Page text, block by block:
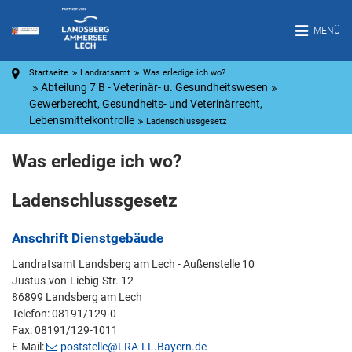
MENÜ
Startseite Landratsamt Was erledige ich wo?
Abteilung 7 B - Veterinär- u. Gesundheitswesen
Gewerberecht, Gesundheits- und Veterinärrecht,
Lebensmittelkontrolle
Ladenschlussgesetz
Was erledige ich wo?
Ladenschlussgesetz
Anschrift Dienstgebäude
Landratsamt Landsberg am Lech - Außenstelle 10
Justus-von-Liebig-Str. 12
86899 Landsberg am Lech
Telefon: 08191/129-0
Fax: 08191/129-1011
E-Mail:
poststelle@LRA-LL.Bayern.de